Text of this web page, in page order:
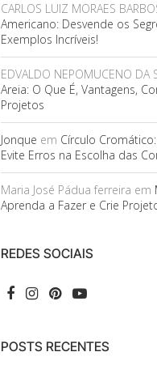
CARLOS LUIZ MORAES
Americano: Desvende os
Exemplos Incríveis!
EDVALDO NEPOMUCENO DA
Areia: O Que É, Vantagens,
Projetos
Jonque em Círculo
Evite Erros na Escolha das
Maria José Pádua ferreira em
Aprenda a Fazer e Crie
REDES SOCIAIS
POSTS RECENTES